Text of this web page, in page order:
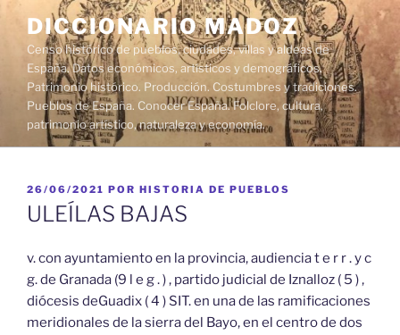
contenido
DICCIONARIO MADOZ
Censo histórico de pueblos, ciudades, villas y aldeas de
España. Datos económicos, artísticos y demográficos.
Patrimonio histórico. Producción. Costumbres y tradiciones.
Pueblos de España. Conocer España. Folclore, cultura,
patrimonio artístico, naturaleza y economía.
PUBLICADO
EL
26/06/2021 POR HISTORIA DE PUEBLOS
ULEÍLAS BAJAS
v. con ayuntamiento en la provincia, audiencia t e r r . y c
g. de Granada (9 l e g . ) , partido judicial de Iznalloz ( 5 ) ,
diócesis deGuadix ( 4 ) SIT. en una de las ramificaciones
meridionales de la sierra del Bayo, en el centro de dos